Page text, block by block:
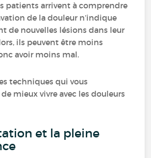
patients arrivent à comprendre
de la douleur n’indique
de nouvelles lésions dans leur
ils peuvent être moins
avoir moins mal.
techniques qui vous
mieux vivre avec les douleurs
et la pleine